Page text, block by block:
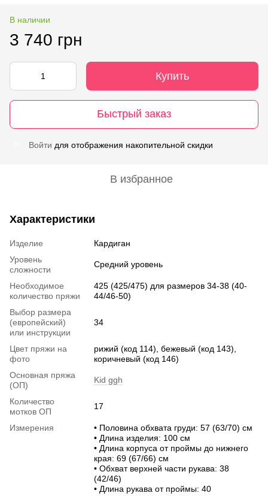
В наличии
3 740 грн
Купить
Быстрый заказ
Войти для отображения накопительной скидки
В избранное
Характеристики
Изделие
Кардиган
Уровень
сложности
Средний уровень
Необходимое
количество пряжи
425 (425/475) для размеров 34-38 (40-
44/46-50)
Выбор размера
(европейский)
или инструкции
34
Цвет пряжи на
фото
рижий (код 114), бежевый (код 143),
коричневый (код 146)
Основная пряжа
(ОП)
Kid ggh
Количество
мотков ОП
17
Измерения
• Половина обхвата груди: 57 (63/70) см
• Длина изделия: 100 см
• Длина корпуса от проймы до нижнего
края: 69 (67/66) см
• Обхват верхней части рукава: 38
(42/46)
• Длина рукава от проймы: 40